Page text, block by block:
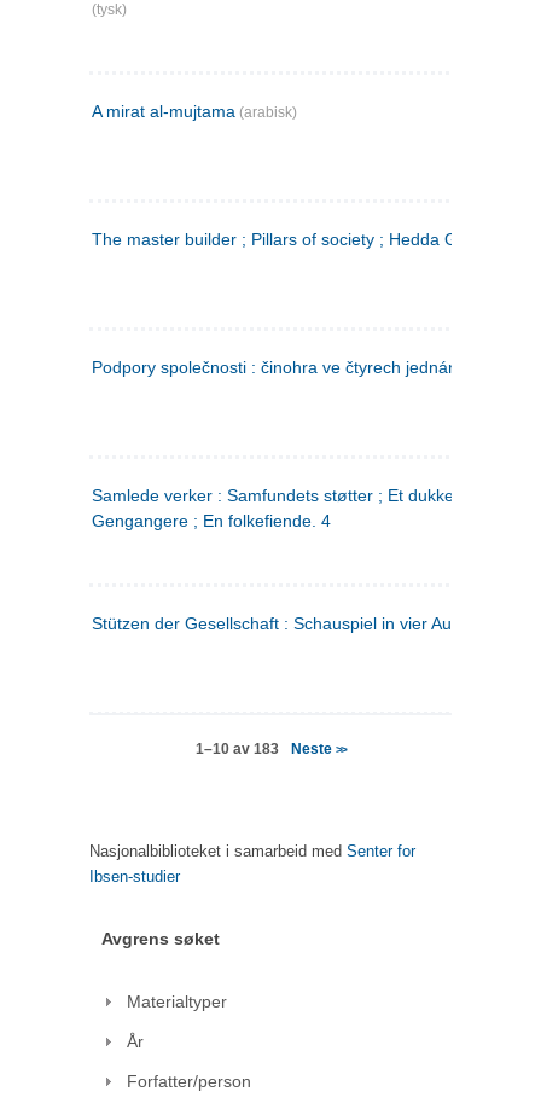
(tysk)
A mirat al-mujtama (arabisk)
The master builder ; Pillars of society ; Hedda Gabler
Podpory společnosti : činohra ve čtyrech jednáních
Samlede verker : Samfundets støtter ; Et dukkehjem ;
Gengangere ; En folkefiende. 4
Stützen der Gesellschaft : Schauspiel in vier Aufzügen
1–10 av 183 Neste >>
Nasjonalbiblioteket i samarbeid med Senter for
Ibsen-studier
Avgrens søket
Materialtyper
År
Forfatter/person